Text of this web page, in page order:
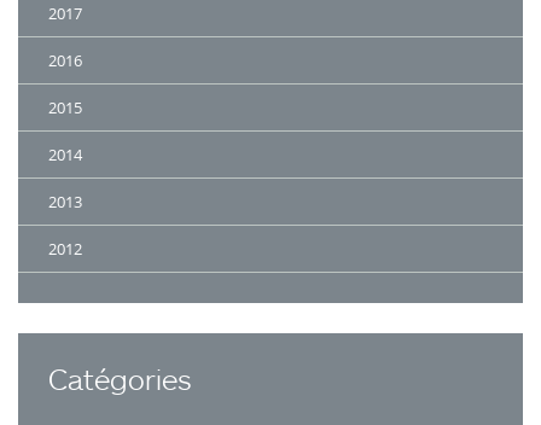
2017
2016
2015
2014
2013
2012
Catégories